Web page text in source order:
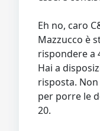
Eh no, caro
Mazzucco è
rispondere a
Hai a
risposta.
per porre le
20.